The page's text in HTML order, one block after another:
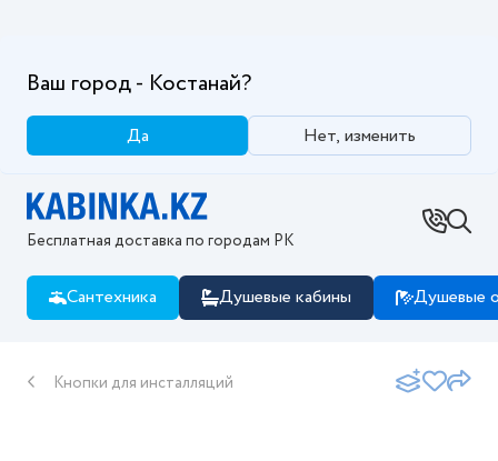
Ваш город - Костанай?
Да Нет, изменить
Бесплатная доставка по городам РК
Сантехника Душевые кабины Душевые
Кнопки для инсталляций